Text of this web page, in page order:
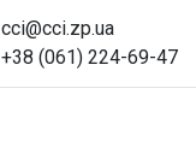
cci@cci.zp.ua
+38 (061) 224-69-47